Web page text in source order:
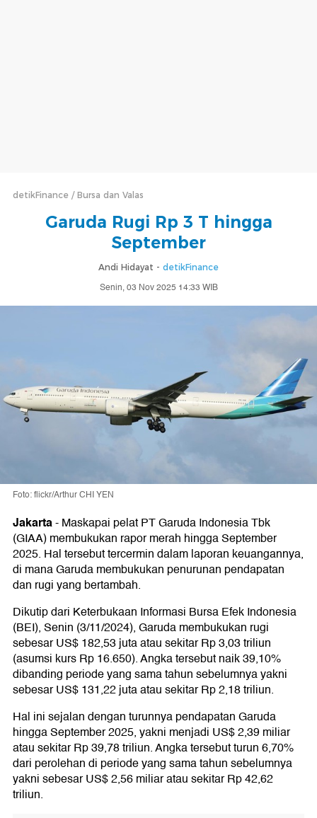
detikFinance Bursa dan Valas
Garuda Rugi Rp 3 T hingga
September
Andi Hidayat - detikFinance
Senin, 03 Nov 2025 14:33 WIB
Foto: flickr/Arthur CHI YEN
Jakarta-Maskapai pelat PT Garuda Indonesia Tbk
(GIAA) membukukan rapor merah hingga September
2025. Hal tersebut tercermin dalam laporan keuangannya,
di mana Garuda membukukan penurunan pendapatan
dan rugi yang bertambah.
Dikutip dari Keterbukaan Informasi Bursa Efek Indonesia
(BEI), Senin (3/11/2024), Garuda membukukan rugi
sebesar US$ 182,53 juta atau sekitar Rp 3,03 triliun
(asumsi kurs Rp 16.650). Angka tersebut naik 39,10%
dibanding periode yang sama tahun sebelumnya yakni
sebesar US$ 131,22 juta atau sekitar Rp 2,18 triliun.
Hal ini sejalan dengan turunnya pendapatan Garuda
hingga September 2025, yakni menjadi US$ 2,39 miliar
atau sekitar Rp 39,78 triliun. Angka tersebut turun 6,70%
dari perolehan di periode yang sama tahun sebelumnya
yakni sebesar US$ 2,56 miliar atau sekitar Rp 42,62
triliun.